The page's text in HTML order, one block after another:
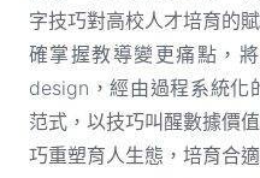
字技巧對高校人才培育的
確掌握教導變更痛點，
design，經由過程系統化
范式，以技巧叫醒數據價
巧重塑育人生態，培育合